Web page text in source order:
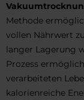
Methode
vollen Nährwert
langer Lagerung
Prozess
verarbeiteten
kalorienreiche